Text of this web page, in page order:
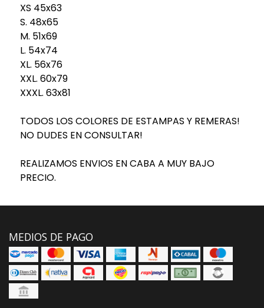
XS 45x63
S. 48x65
M. 51x69
L. 54x74
XL. 56x76
XXL. 60x79
XXXL. 63x81
TODOS LOS COLORES DE ESTAMPAS Y REMERAS!
NO DUDES EN CONSULTAR!
REALIZAMOS ENVIOS EN CABA A MUY BAJO
PRECIO.
MEDIOS DE PAGO